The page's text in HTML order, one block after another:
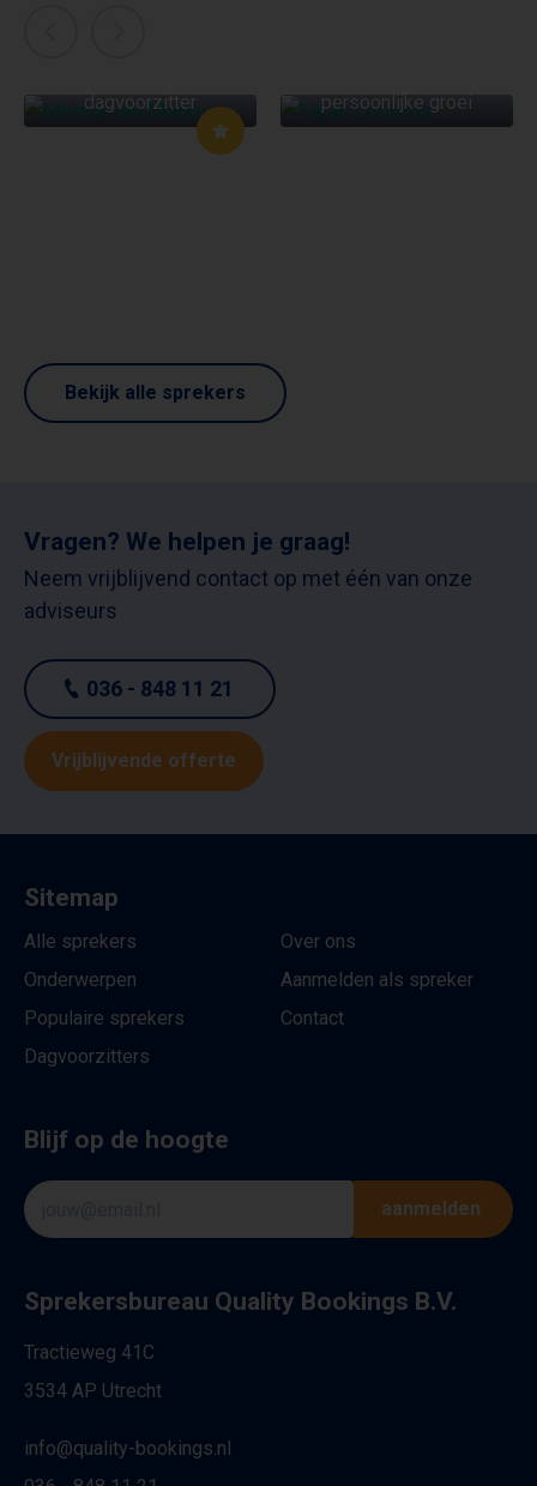
dagvoorzitter
persoonlijke groei
Bekijk alle sprekers
Vragen? We helpen je graag!
Neem vrijblijvend contact op met één van onze
adviseurs
036 - 848 11 21
Vrijblijvende offerte
Sitemap
Alle sprekers
Onderwerpen
Populaire sprekers
Dagvoorzitters
Over ons
Aanmelden als spreker
Contact
Blijf op de hoogte
aanmelden
Sprekersbureau Quality Bookings B.V.
Tractieweg 41C
3534 AP Utrecht
info@quality-bookings.nl